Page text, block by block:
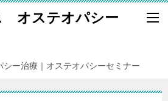
オステオパシー
ー治療｜オステオパシーセミナー